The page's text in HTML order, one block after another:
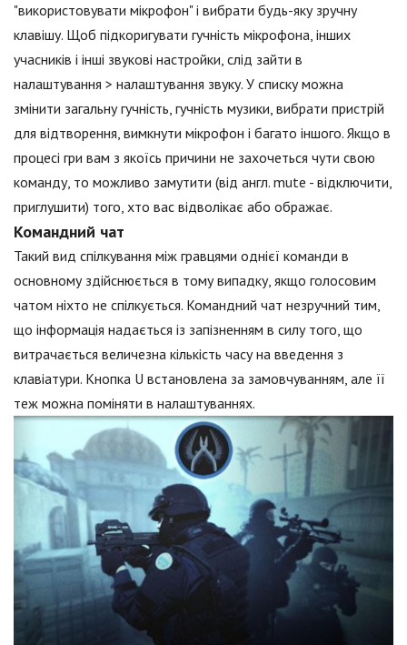
"використовувати мікрофон" і вибрати будь-яку зручну
клавішу. Щоб підкоригувати гучність мікрофона, інших
учасників і інші звукові настройки, слід зайти в
налаштування > налаштування звуку. У списку можна
змінити загальну гучність, гучність музики, вибрати пристрій
для відтворення, вимкнути мікрофон і багато іншого. Якщо в
процесі гри вам з якоїсь причини не захочеться чути свою
команду, то можливо замутити (від англ. mute - відключити,
приглушити) того, хто вас відволікає або ображає.
Командний чат
Такий вид спілкування між гравцями однієї команди в
основному здійснюється в тому випадку, якщо голосовим
чатом ніхто не спілкується. Командний чат незручний тим,
що інформація надається із запізненням в силу того, що
витрачається величезна кількість часу на введення з
клавіатури. Кнопка U встановлена за замовчуванням, але її
теж можна поміняти в налаштуваннях.